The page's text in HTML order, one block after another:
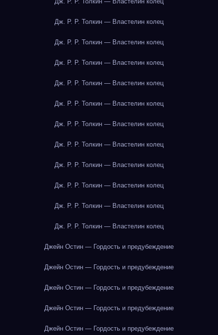
Дж. Р. Р. Толкин — Властелин колец
Дж. Р. Р. Толкин — Властелин колец
Дж. Р. Р. Толкин — Властелин колец
Дж. Р. Р. Толкин — Властелин колец
Дж. Р. Р. Толкин — Властелин колец
Дж. Р. Р. Толкин — Властелин колец
Дж. Р. Р. Толкин — Властелин колец
Дж. Р. Р. Толкин — Властелин колец
Дж. Р. Р. Толкин — Властелин колец
Дж. Р. Р. Толкин — Властелин колец
Дж. Р. Р. Толкин — Властелин колец
Джейн Остин — Гордость и предубеждение
Джейн Остин — Гордость и предубеждение
Джейн Остин — Гордость и предубеждение
Джейн Остин — Гордость и предубеждение
Джейн Остин — Гордость и предубеждение